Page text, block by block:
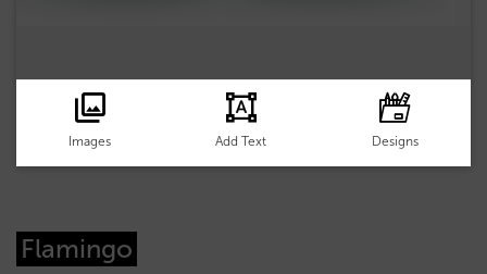
Images Add Text Designs
Flamingo